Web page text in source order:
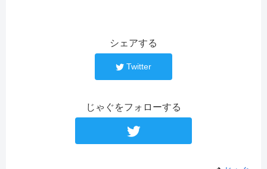
シェアする
Twitter
じゃぐをフォローする